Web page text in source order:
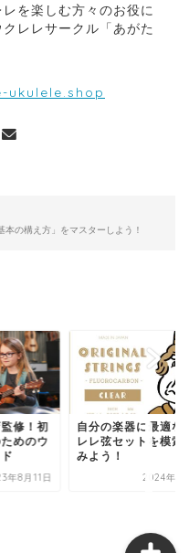
を楽しむ方々のお役に
レレサークル「あがた
の構え方」をマスターしよう！
修！初
めのウ
年8月11日
自分の楽器に最適な
レレ弦セットを模索
みよう！
2024年5
レレの選び方
お役立ち情報
ウクレレ情報